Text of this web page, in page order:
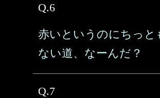
Q.6
赤いというのにちっと
ない道、なーんだ？
Q.7